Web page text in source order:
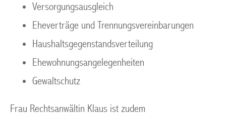
Versorgungsausgleich
Eheverträge und Trennungsvereinbarungen
Haushaltsgegenstandsverteilung
Ehewohnungsangelegenheiten
Gewaltschutz
Frau Rechtsanwältin Klaus ist zudem